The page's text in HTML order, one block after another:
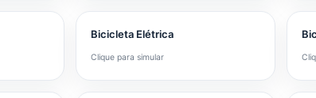
Bicicleta Elétrica
Clique para simular